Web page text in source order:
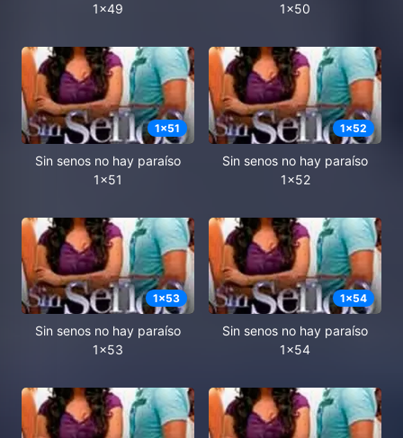
1x49
1x50
1x51
Sin senos no hay paraíso
1x51
1x52
Sin senos no hay paraíso
1x52
1x53
Sin senos no hay paraíso
1x53
1x54
Sin senos no hay paraíso
1x54